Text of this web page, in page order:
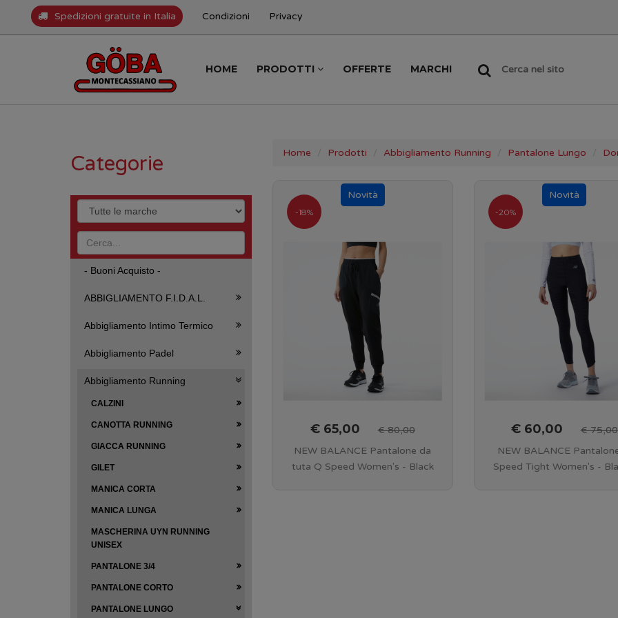
Spedizioni gratuite in Italia Condizioni Privacy
HOME PRODOTTI OFFERTE MARCHI Cerca nel sito
Home Prodotti Abbigliamento Running Pantalone Lungo
-18%
€ 65,00
€ 80,00
NEW BALANCE Pantalone da
tuta Q Speed Women's - Black
-20%
€ 60,00
€ 75,00
NEW BALANCE
Speed Tight Women's -
Categorie
- Buoni Acquisto -
ABBIGLIAMENTO F.I.D.A.L.
Abbigliamento Intimo Termico
Abbigliamento Padel
Abbigliamento Running
CALZINI
CANOTTA RUNNING
GIACCA RUNNING
GILET
MANICA CORTA
MANICA LUNGA
MASCHERINA UYN RUNNING
UNISEX
PANTALONE 3/4
PANTALONE CORTO
PANTALONE LUNGO